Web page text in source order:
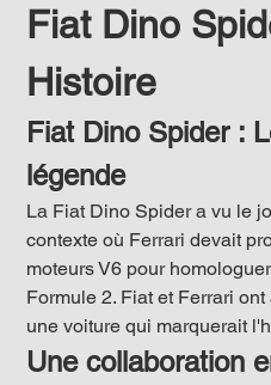
Fiat Dino
Histoire
Fiat Dino Spider :
légende
La Fiat Dino Spider a vu le
contexte où Ferrari devait
moteurs V6 pour
Formule 2. Fiat et Ferrari
une voiture qui marquerait
Une collaboration